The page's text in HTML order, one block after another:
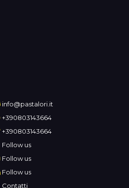
info@pastalori.it
+390803143664
+390803143664
Follow us
Follow us
Follow us
Contatti